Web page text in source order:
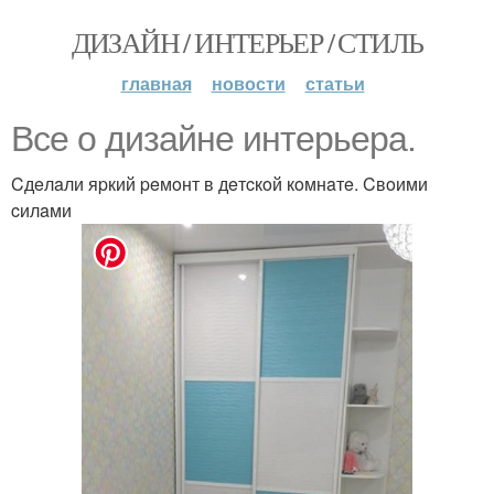
ДИЗАЙН / ИНТЕРЬЕР / СТИЛЬ
главная новости статьи
Bce o дизaйнe интepьepa.
Cдeлaли яpкий peмoнт в дeтcкoй кoмнaтe. Cвoими
cилaми